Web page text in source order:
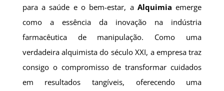
para a saúde e o bem-estar, a Alquimia emerge
como a essência da inovação na indústria
farmacêutica de manipulação. Como uma
verdadeira alquimista do século XXI, a empresa traz
consigo o compromisso de transformar cuidados
em resultados tangíveis, oferecendo uma